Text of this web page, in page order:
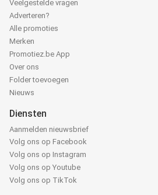
Veelgestelde vragen
Adverteren?
Alle promoties
Merken
Promotiez.be App
Over ons
Folder toevoegen
Nieuws
Diensten
Aanmelden nieuwsbrief
Volg ons op Facebook
Volg ons op Instagram
Volg ons op Youtube
Volg ons op TikTok